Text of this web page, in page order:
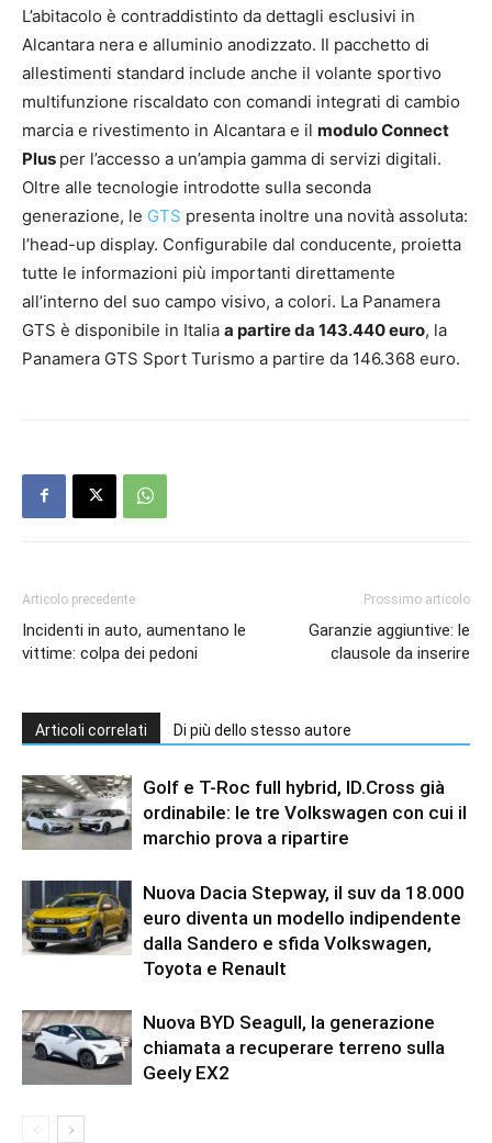
L’abitacolo è contraddistinto da dettagli esclusivi in
Alcantara nera e alluminio anodizzato. Il pacchetto di
allestimenti standard include anche il volante sportivo
multifunzione riscaldato con comandi integrati di cambio
marcia e rivestimento in Alcantara e il modulo Connect
Plus per l’accesso a un’ampia gamma di servizi digitali.
Oltre alle tecnologie introdotte sulla seconda
generazione, le GTS presenta inoltre una novità assoluta:
l’head-up display. Configurabile dal conducente, proietta
tutte le informazioni più importanti direttamente
all’interno del suo campo visivo, a colori. La Panamera
GTS è disponibile in Italia a partire da 143.440 euro, la
Panamera GTS Sport Turismo a partire da 146.368 euro.
Articolo precedente
Incidenti in auto, aumentano le
vittime: colpa dei pedoni
Prossimo articolo
Garanzie aggiuntive: le
clausole da inserire
Articoli correlati Di più dello stesso autore
Golf e T-Roc full hybrid, ID.Cross già
ordinabile: le tre Volkswagen con cui il
marchio prova a ripartire
Nuova Dacia Stepway, il suv da 18.000
euro diventa un modello indipendente
dalla Sandero e sfida Volkswagen,
Toyota e Renault
Nuova BYD Seagull, la generazione
chiamata a recuperare terreno sulla
Geely EX2